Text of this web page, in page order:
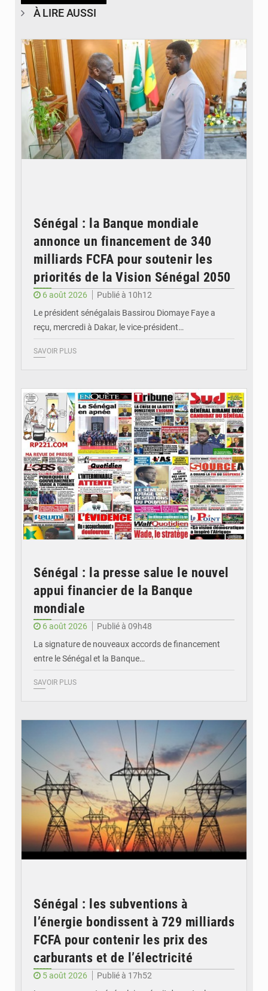
À LIRE AUSSI
Sénégal : la Banque mondiale
annonce un financement de 340
milliards FCFA pour soutenir les
priorités de la Vision Sénégal 2050
6 août 2026
Publié à 10h12
Le président sénégalais Bassirou Diomaye Faye a
reçu, mercredi à Dakar, le vice-président…
SAVOIR PLUS
Sénégal : la presse salue le nouvel
appui financier de la Banque
mondiale
6 août 2026
Publié à 09h48
La signature de nouveaux accords de financement
entre le Sénégal et la Banque…
SAVOIR PLUS
Sénégal : les subventions à
l’énergie bondissent à 729 milliards
FCFA pour contenir les prix des
carburants et de l’électricité
5 août 2026
Publié à 17h52